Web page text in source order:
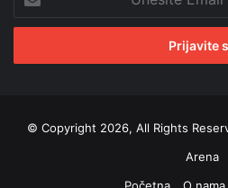
Email
adresu
© Copyright 2026, All Rights
Arena
Početna
O nama